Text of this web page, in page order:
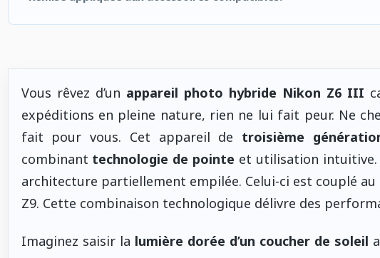
Vous rêvez d’un appareil photo hybride Nikon Z6 III
expéditions en pleine nature, rien ne lui fait peur. Ne
fait pour vous. Cet appareil de troisième
combinant technologie de pointe et utilisation
architecture partiellement empilée. Celui-ci est couplé
Z9. Cette combinaison technologique délivre des
Imaginez saisir la lumière dorée d’un coucher de soleil